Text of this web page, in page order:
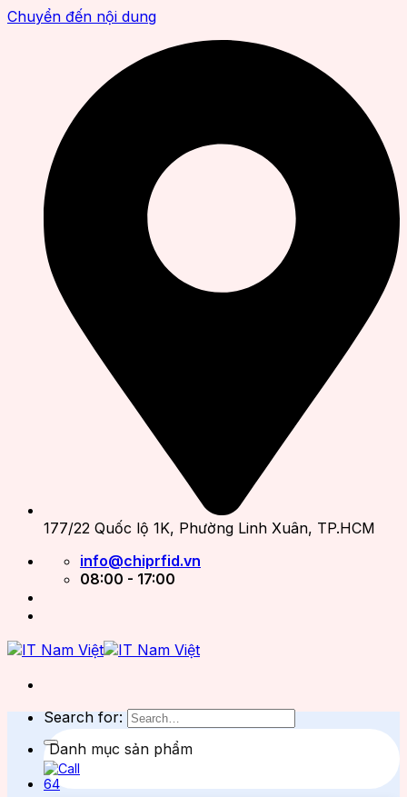
Chuyển đến nội dung
177/22 Quốc lộ 1K, Phường Linh Xuân, TP.HCM
info@chiprfid.vn
08:00 - 17:00
Search for:
Danh mục sản phẩm